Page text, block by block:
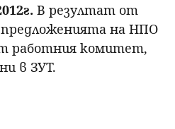
В резултат от
на НПО
работния комитет,
в ЗУТ.